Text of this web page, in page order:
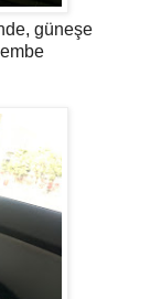
güneşe